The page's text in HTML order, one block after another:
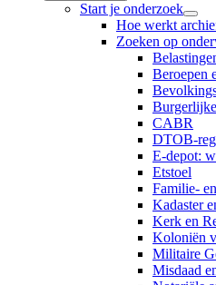
Start je onderzoek
Hoe werkt
Zoeken op
Beroepen
CABR
DTOB-
E-depot:
Etstoel
Familie-
Kadaster
Kerk en
Koloniën
Militaire
Misdaad